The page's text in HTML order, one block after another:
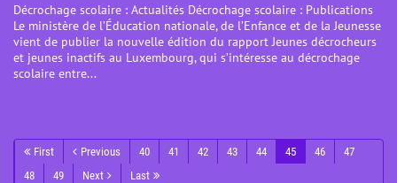
Décrochage scolaire : Actualités Décrochage scolaire : Publications
Le ministère de l’Éducation nationale, de l’Enfance et de la Jeunesse
vient de publier la nouvelle édition du rapport Jeunes décrocheurs
et jeunes inactifs au Luxembourg, qui s’intéresse au décrochage
scolaire entre...
First Previous 40 41 42 43 44 45 46
47
48
49 Next Last